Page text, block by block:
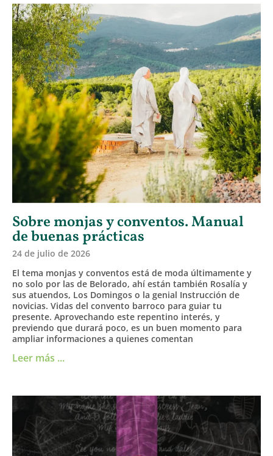
Sobre monjas y conventos. Manual
de buenas prácticas
24 de julio de 2026
El tema monjas y conventos está de moda últimamente y
no solo por las de Belorado, ahí están también Rosalía y
sus atuendos, Los Domingos o la genial Instrucción de
novicias. Vidas del convento barroco para guiar tu
presente. Aprovechando este repentino interés, y
previendo que durará poco, es un buen momento para
ampliar informaciones a quienes comentan
Leer más ...